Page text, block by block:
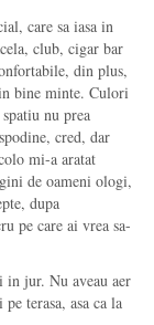
care sa iasa in
club, cigar bar
din plus,
bine minte. Culori
nu prea
cred, dar
mi-a aratat
de oameni ologi,
dupa
pe care ai vrea sa-
in jur. Nu aveau aer
terasa, asa ca la